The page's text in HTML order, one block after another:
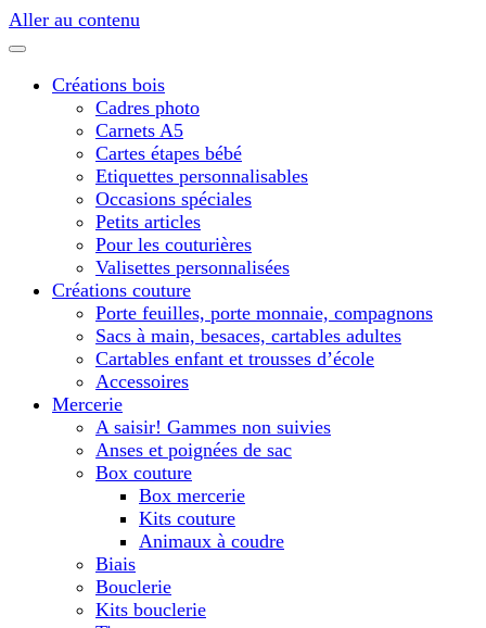
Aller au contenu
Créations bois
Cadres photo
Carnets A5
Cartes étapes bébé
Etiquettes personnalisables
Occasions spéciales
Petits articles
Pour les couturières
Valisettes personnalisées
Créations couture
Porte feuilles, porte monnaie, compagnons
Sacs à main, besaces, cartables adultes
Cartables enfant et trousses d’école
Accessoires
Mercerie
A saisir! Gammes non suivies
Anses et poignées de sac
Box couture
Box mercerie
Kits couture
Animaux à coudre
Biais
Bouclerie
Kits bouclerie